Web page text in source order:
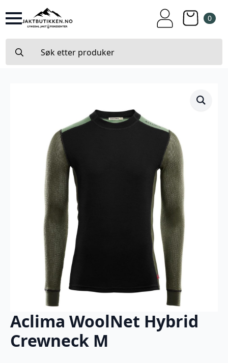
0
for:
Aclima WoolNet Hybrid
Crewneck M